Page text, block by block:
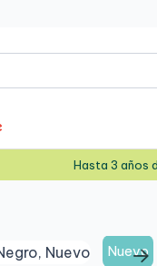
Hasta 3 años
Nuevo